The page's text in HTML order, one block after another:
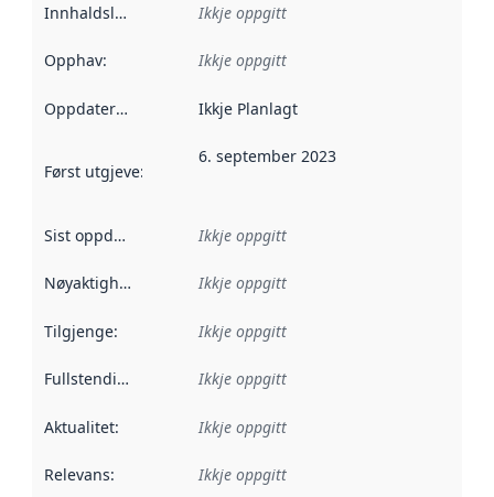
Innhaldsleverandørar :
Ikkje oppgitt
Opphav: Ikkje oppgitt
Oppdateringsfrekvens :
Ikkje Planlagt
Først utgjeve: Denne datoen seier når dataa i dette
6. september 2023
Sist oppdatert Ikkje oppgitt
Nøyaktigheit Ikkje oppgitt
Tilgjenge: Ikkje oppgitt
Fullstendigheit Ikkje oppgitt
Aktualitet: Ikkje oppgitt
Relevans: Ikkje oppgitt